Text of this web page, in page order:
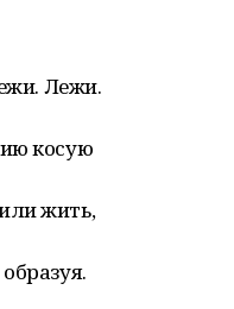
Лежи.
косую
жить,